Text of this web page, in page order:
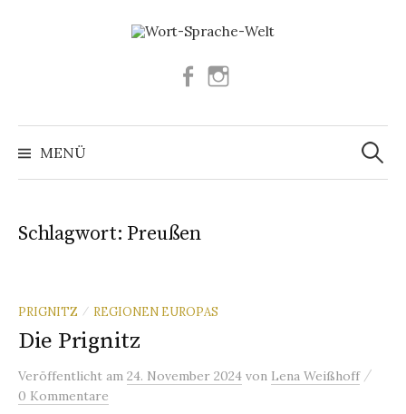
Facebook
MENÜ
Suchen
nach:
Schlagwort: Preußen
PRIGNITZ / REGIONEN EUROPAS
Die Prignitz
Veröffentlicht am 24. November 2024 von Lena Weißhoff /
0 Kommentare